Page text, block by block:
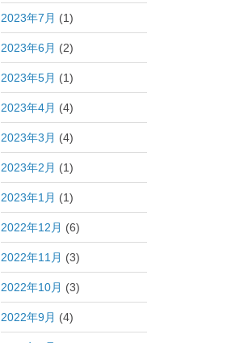
2023年7月 (1)
2023年6月 (2)
2023年5月 (1)
2023年4月 (4)
2023年3月 (4)
2023年2月 (1)
2023年1月 (1)
2022年12月 (6)
2022年11月 (3)
2022年10月 (3)
2022年9月 (4)